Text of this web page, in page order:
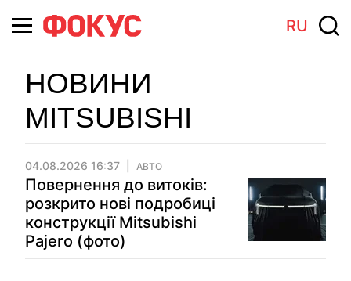
RU
НОВИНИ
MITSUBISHI
04.08.2026 16:37 АВТО
Повернення до витоків:
розкрито нові подробиці
конструкції Mitsubishi
Pajero (фото)